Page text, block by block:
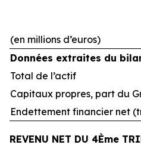
(en millions d’euros)
Données extraites du
Total de l’actif
Capitaux propres, part du
Endettement financier net
REVENU NET DU 4Ème